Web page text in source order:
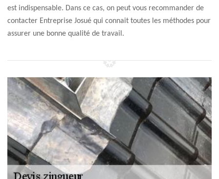
est indispensable. Dans ce cas, on peut vous recommander de
contacter Entreprise Josué qui connait toutes les méthodes pour
assurer une bonne qualité de travail.